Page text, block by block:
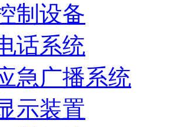
制设备
话系统
急广播系统
示装置